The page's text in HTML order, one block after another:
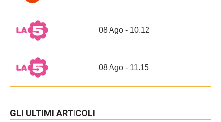
08 Ago - 10.12
08 Ago - 11.15
GLI ULTIMI ARTICOLI